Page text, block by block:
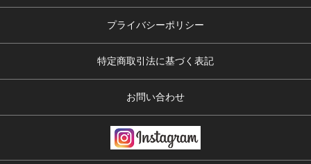
プライバシーポリシー
特定商取引法に基づく表記
お問い合わせ